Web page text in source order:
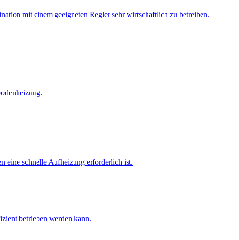
mit einem geeigneten Regler sehr wirtschaftlich zu betreiben.
eine schnelle Aufheizung erforderlich ist.
betrieben werden kann.